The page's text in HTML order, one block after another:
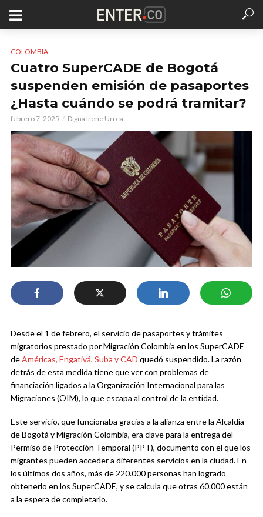
COLOMBIA
Cuatro SuperCADE de Bogotá
suspenden emisión de pasaportes
¿Hasta cuándo se podrá tramitar?
febrero 7, 2025 Digna Irene Urrea
Desde el 1 de febrero, el servicio de pasaportes y trámites
migratorios prestado por Migración Colombia en los SuperCADE
deAméricas, Engativá, Suba y CAD quedó suspendido. La razón
detrás de esta medida tiene que ver con problemas de
financiación ligados a la Organización Internacional para las
Migraciones (OIM), lo que escapa al control de la entidad.
Este servicio, que funcionaba gracias a la alianza entre la Alcaldía
de Bogotá y Migración Colombia, era clave para la entrega del
Permiso de Protección Temporal (PPT), documento con el que los
migrantes pueden acceder a diferentes servicios en la ciudad. En
los últimos dos años, más de 220.000 personas han logrado
obtenerlo en los SuperCADE, y se calcula que otras 60.000 están
a la espera de completarlo.